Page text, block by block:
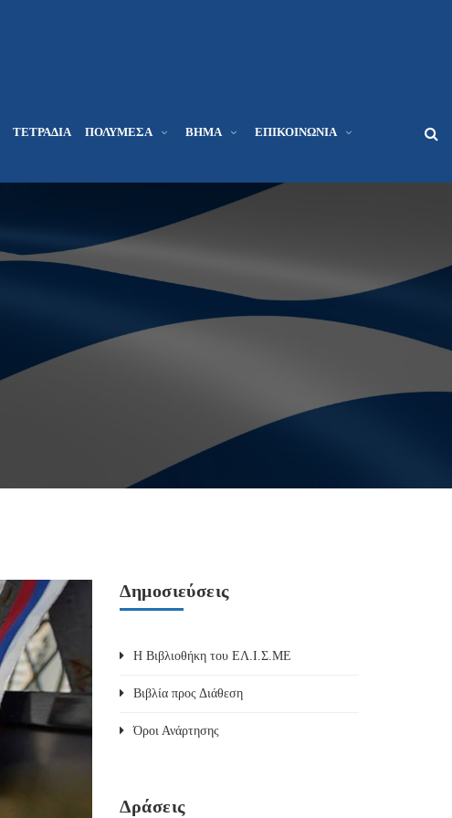
ΤΕΤΡΆΔΙΑ ΠΟΛΥΜΈΣΑ ΒΉΜΑ ΕΠΙΚΟΙΝΩΝΊΑ
Δημοσιεύσεις
Η Βιβλιοθήκη του ΕΛ.Ι.Σ.ΜΕ
Βιβλία προς Διάθεση
Όροι Ανάρτησης
Δράσεις